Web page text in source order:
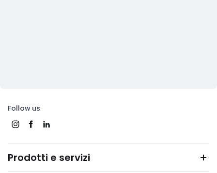
Follow us
Prodotti e servizi